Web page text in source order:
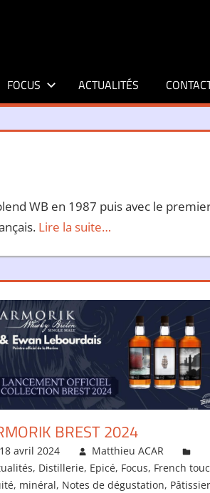
FOCUS ACTUALITÉS
WB en 1987 puis avec le
Lire la suite…
BREST 2024
18 avril 2024
Matthieu ACAR
, Distillerie, Epicé, Focus, French
, minéral, Notes de dégustation, Pâtissier